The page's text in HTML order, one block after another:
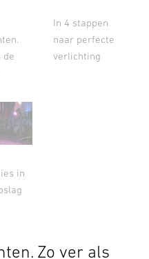
de
In 4 stappen
naar perfecte
verlichting
in
Zo ver als